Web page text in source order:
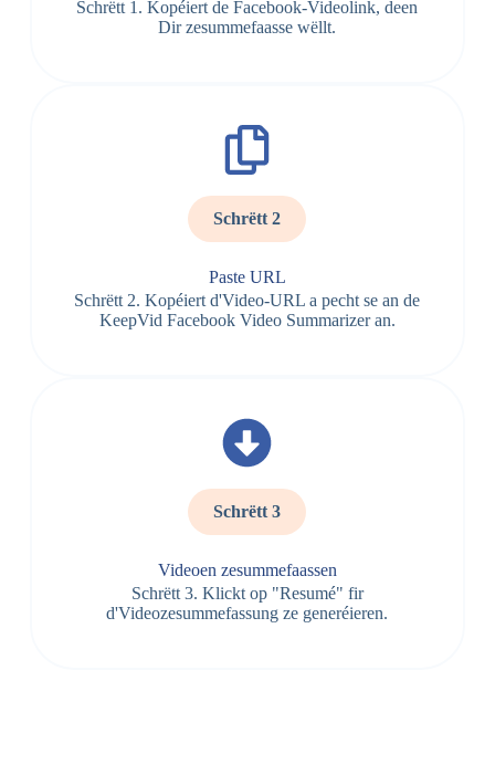
Schrëtt 1. Kopéiert de Facebook-Videolink, deen
Dir zesummefaasse wëllt.
Schrëtt 2
Paste URL
Schrëtt 2. Kopéiert d'Video-URL a pecht se an de
KeepVid Facebook Video Summarizer an.
Schrëtt 3
Videoen zesummefaassen
Schrëtt 3. Klickt op "Resumé" fir
d'Videozesummefassung ze generéieren.